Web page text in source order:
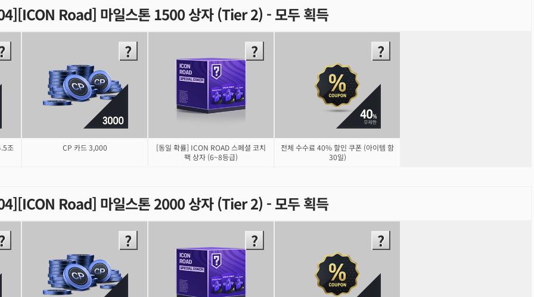
Road] 마일스톤 1500 상자 (Tier 2) - 모두 획득
조 CP 카드 3,000
[동일 확률] ICON ROAD 스페셜 코치
팩 상자 (6~8등급)
전체 수수료 40% 할인 쿠폰 (아이템 함
30일)
Road] 마일스톤 2000 상자 (Tier 2) - 모두 획득